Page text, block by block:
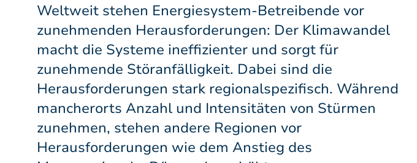
Weltweit stehen Energiesystem-Betreibende vor
zunehmenden Herausforderungen: Der Klimawandel
macht die Systeme ineffizienter und sorgt für
zunehmende Störanfälligkeit. Dabei sind die
Herausforderungen stark regionalspezifisch. Während
mancherorts Anzahl und Intensitäten von Stürmen
zunehmen, stehen andere Regionen vor
Herausforderungen wie dem Anstieg des